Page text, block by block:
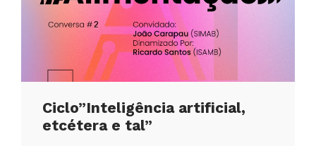
Ciclo”Inteligência artificial,
etcétera e tal”